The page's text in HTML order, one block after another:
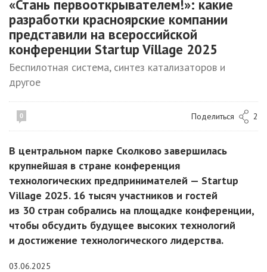
«Стань первооткрывателем!»: какие
разработки красноярские компании
представили на всероссийской
конференции Startup Village 2025
Беспилотная система, синтез катализаторов и
другое
0 Поделиться 2
В центральном парке Сколково завершилась
крупнейшая в стране конференция
технологических предпринимателей — Startup
Village 2025. 16 тысяч участников и гостей
из 30 стран собрались на площадке конференции,
чтобы обсудить будущее высоких технологий
и достижение технологического лидерства.
03.06.2025